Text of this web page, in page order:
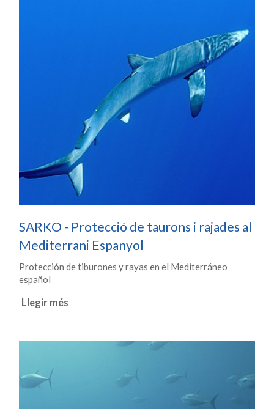
SARKO - Protecció de taurons i rajades al
Mediterrani Espanyol
Protección de tiburones y rayas en el Mediterráneo
español
Llegir més